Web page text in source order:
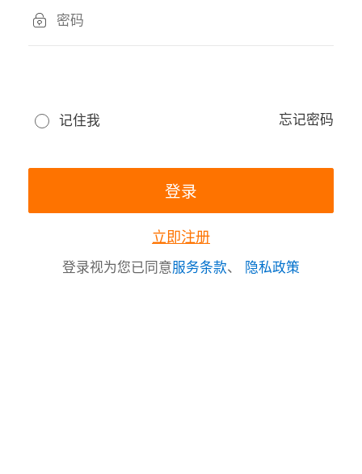
记住我 忘记密码
立即注册
登录视为您已同意服务条款、 隐私政策